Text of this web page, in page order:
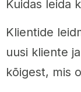
Kuidas leida
Klientide
uusi kliente
kõigest, mis